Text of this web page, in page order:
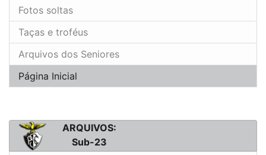
Fotos soltas
Taças e troféus
Arquivos dos Seniores
Página Inicial
ARQUIVOS:
Sub-23